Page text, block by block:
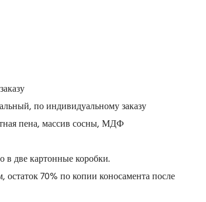
по индивидуальному заказу
пена, массив сосны, МДФ
в две картонные коробки.
70% по копии коносамента после